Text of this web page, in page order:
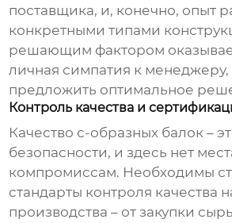
поставщика, и, конечно, опыт
конкретными типами
решающим фактором
личная симпатия к
предложить оптимальное
Контроль качества и
Качество с-образных балок –
безопасности, и здесь нет
компромиссам. Необходимы
стандарты контроля качества
производства – от закупки